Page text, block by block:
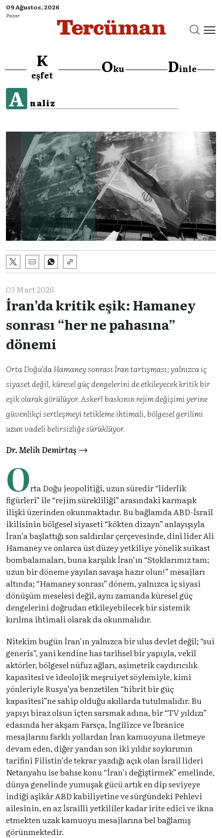
09 Ağustos, 2026
Pazar
K
eşfet Oku Dinle
A naliz
03 Mart 2026
İran’da kritik eşik: Hamaney
sonrası “her ne pahasına”
dönemi
Orta Doğu’da Hamaney sonrası İran tartışması; yalnızca iç
siyaset değil, küresel güç dengelerini de etkileyecek kritik bir
eşik olarak görülüyor. Askerî baskının rejim değişimi yerine
güvenlikçi sertleşmeyi tetikleme ihtimali, bölgesel gerilimi
uzun vadeli belirsizliğe sürüklüyor.
Dr. Melih Demirtaş
Orta Doğu jeopolitiği, uzun süredir “liderlik
figürleri” ile “rejim sürekliliği” arasındaki karmaşık
ilişki üzerinden okunmaktadır. Bu bağlamda ABD-İsrail
ikilisinin bölgesel siyaseti “kökten dizayn” anlayışıyla
İran’a başlattığı son saldırılar çerçevesinde, dinî lider Ali
Hamaney ve onlarca üst düzey yetkiliye yönelik suikast
bombalamaları, buna karşılık İran’ın “Stoklarımız tam;
uzun bir döneme yayılan savaşa hazır olun!” mesajları
altında; “Hamaney sonrası” dönem, yalnızca iç siyasi
dönüşüm meselesi değil, aynı zamanda küresel güç
dengelerini doğrudan etkileyebilecek bir sistemik
kırılma ihtimali olarak da okunmalıdır.
Nitekim bugün İran’ın yalnızca bir ulus devlet değil; “sui
generis”, yani kendine has tarihsel bir yapıyla, vekil
aktörler, bölgesel nüfuz ağları, asimetrik caydırıcılık
kapasitesi ve ideolojik meşruiyet söylemiyle, kimi
yönleriyle Rusya’ya benzetilen “hibrit bir güç
kapasitesi”ne sahip olduğu akıllarda tutulmalıdır. Bu
yapıyı biraz olsun içten sarsmak adına, bir “TV yıldızı”
edasında her akşam Farsça, İngilizce ve İbranice
mesajlarını farklı yollardan İran kamuoyuna iletmeye
devam eden, diğer yandan son iki yıldır soykırımın
tarifini Filistin’de tekrar yazdığı açık olan İsrail lideri
Netanyahu ise bahse konu “İran’ı değiştirmek” emelinde,
dünya genelinde yumuşak gücü artık en dip seviyeye
indiği aşikâr ABD kabiliyetine ve sürgündeki Pehlevi
ailesinin, en az İsrailli yetkililer kadar irite edici ve ikna
etmekten uzak kamuoyu mesajlarına bel bağlamış
görünmektedir.